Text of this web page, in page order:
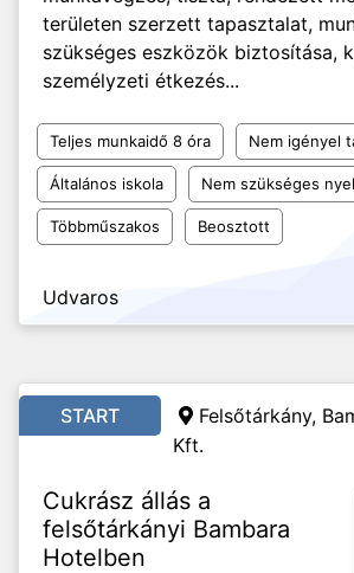
területen szerzett tapasztalat,
szükséges eszközök biztosítása,
személyzeti étkezés...
Teljes munkaidő 8 óra Nem igényel
Általános iskola Nem szükséges
Többműszakos Beosztott
Udvaros
START
Felsőtárkány,
Kft.
Cukrász állás a
felsőtárkányi Bambara
Hotelben